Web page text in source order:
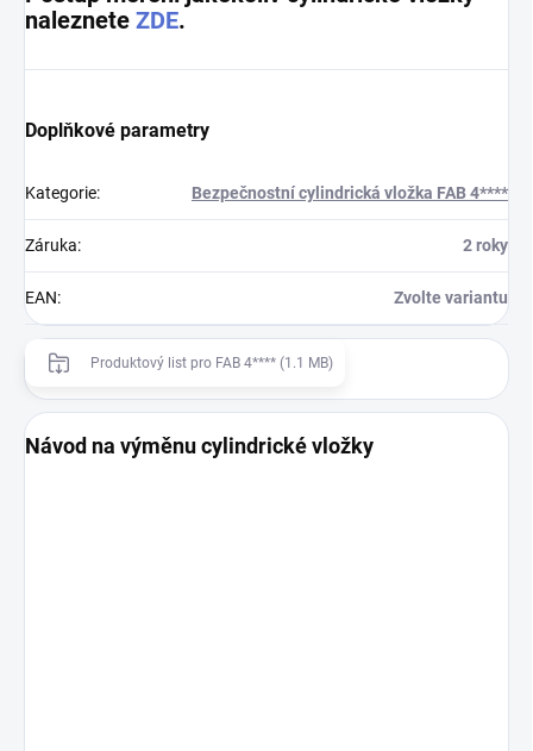
naleznete ZDE.
Doplňkové parametry
Kategorie: Bezpečnostní cylindrická vložka FAB 4****
Záruka: 2 roky
EAN: Zvolte variantu
Produktový list pro FAB 4**** (1.1 MB)
Návod na výměnu cylindrické vložky